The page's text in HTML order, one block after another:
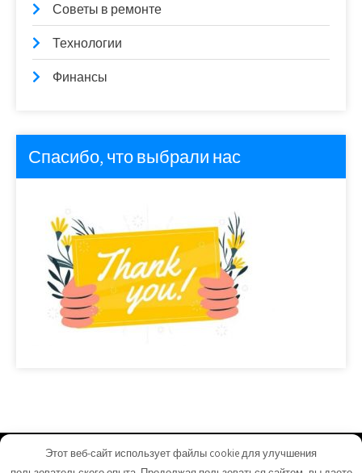
Советы в ремонте
Технологии
Финансы
Спасибо, что выбрали нас
homeuyut.ru - Работает на WordPress
Этот веб-сайт использует файлы cookie для улучшения